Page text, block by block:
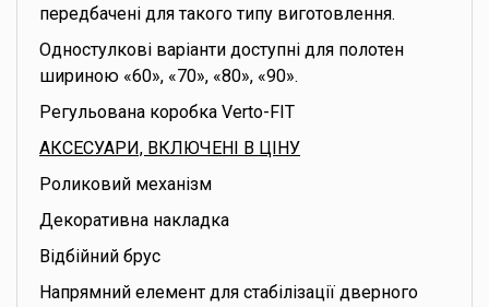
передбачені для такого типу виготовлення.
Одностулкові варіанти доступні для полотен
шириною «60», «70», «80», «90».
Регульована коробка Verto-FIT
АКСЕСУАРИ, ВКЛЮЧЕНІ В ЦІНУ
Роликовий механізм
Декоративна накладка
Відбійний брус
Напрямний елемент для стабілізації дверного